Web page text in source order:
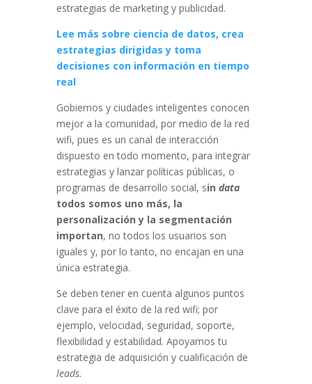
estrategias de marketing y publicidad.
Lee más sobre ciencia de datos, crea
estrategias dirigidas y toma
decisiones con información en tiempo
real
Gobiernos y ciudades inteligentes conocen
mejor a la comunidad, por medio de la red
wifi, pues es un canal de interacción
dispuesto en todo momento, para integrar
estrategias y lanzar políticas públicas, o
programas de desarrollo social, sin data
todos somos uno más, la
personalización y la segmentación
importan, no todos los usuarios son
iguales y, por lo tanto, no encajan en una
única estrategia.
Se deben tener en cuenta algunos puntos
clave para el éxito de la red wifi; por
ejemplo, velocidad, seguridad, soporte,
flexibilidad y estabilidad. Apoyamos tu
estrategia de adquisición y cualificación de
leads.